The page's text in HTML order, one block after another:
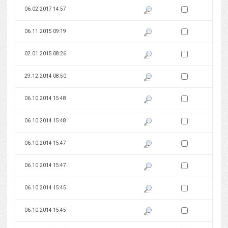
06.02.2017 14:57 Pokaż podgląd wersji z dnia
Zaznacz wersję do
06.11.2015 09:19 Pokaż podgląd wersji z dnia
Zaznacz wersję do
02.01.2015 08:26 Pokaż podgląd wersji z dnia
Zaznacz wersję do
29.12.2014 08:50 Pokaż podgląd wersji z dnia
Zaznacz wersję do
06.10.2014 15:48 Pokaż podgląd wersji z dnia
Zaznacz wersję do
06.10.2014 15:48 Pokaż podgląd wersji z dnia
Zaznacz wersję do
06.10.2014 15:47 Pokaż podgląd wersji z dnia
Zaznacz wersję do
06.10.2014 15:47 Pokaż podgląd wersji z dnia
Zaznacz wersję do
06.10.2014 15:45 Pokaż podgląd wersji z dnia
Zaznacz wersję do
06.10.2014 15:45 Pokaż podgląd wersji z dnia
Zaznacz wersję do